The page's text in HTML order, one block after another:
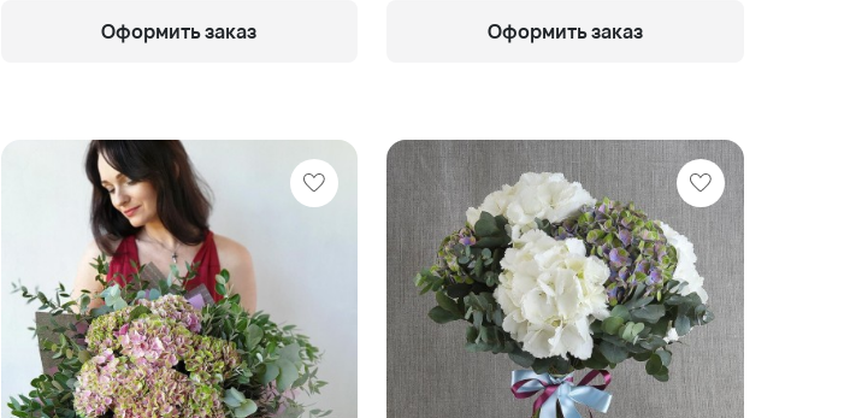
Оформить заказ Оформить заказ